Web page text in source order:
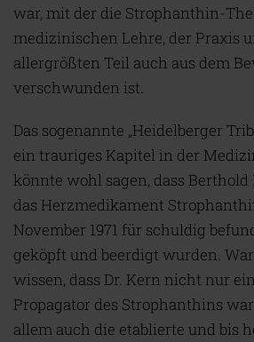
war, mit der die Strophanthin-
medizinischen Lehre, der Praxis
allergrößten Teil auch aus dem
verschwunden ist.
Das sogenannte „Heidelberger
ein trauriges Kapitel in der
könnte wohl sagen, dass
das Herzmedikament
November 1971 für schuldig
geköpft und beerdigt wurden.
wissen, dass Dr. Kern nicht nur
Propagator des Strophanthins
allem auch die etablierte und bis